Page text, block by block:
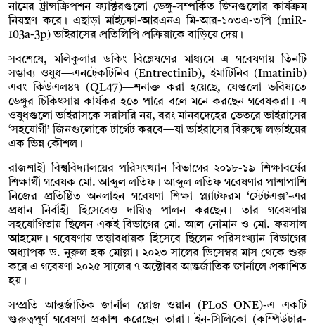
নামের ট্রান্সক্রিপশন ফ্যাক্টরগুলো ডেঙ্গু-সম্পর্কিত জিনগুলোর কার্যক্রম
নিয়ন্ত্রণ করে। এছাড়া মাইক্রো-আরএনএ মি-আর-১০৩এ-৩পি (miR-
103a-3p) ভাইরাসের প্রতিলিপি প্রক্রিয়াকে বাড়িয়ে দেয়।
সবশেষে, মলিকুলার ডকিং বিশ্লেষণের মাধ্যমে এ গবেষণায় তিনটি
সম্ভাব্য ওষুধ—এনট্রেকটিনিব (Entrectinib), ইমাটিনিব (Imatinib)
এবং কিউএল৪৭ (QL47)—শনাক্ত করা হয়েছে, যেগুলো ভবিষ্যতে
ডেঙ্গুর চিকিৎসায় কার্যকর হতে পারে বলে মনে করছেন গবেষকরা। এ
ওষুধগুলো ভাইরাসকে সরাসরি নয়, বরং মানবদেহের ভেতরে ভাইরাসের
‘সহযোগী’ জিনগুলোকে টার্গেট করবে—যা ভাইরাসের বিরুদ্ধে লড়াইয়ের
এক ভিন্ন কৌশল।
রাজশাহী বিশ্ববিদ্যালয়ের পরিসংখ্যান বিভাগের ২০১৮-১৯ শিক্ষাবর্ষের
শিক্ষার্থী গবেষক মো. আব্দুল লতিফ। আব্দুল লতিফ গবেষণার পাশাপাশি
নিজের প্রতিষ্ঠিত অনলাইন গবেষণা শিক্ষা প্ল্যাটফরম ‘স্টেটএক্স’-এর
প্রধান নির্বাহী হিসেবেও দায়িত্ব পালন করছেন। তার গবেষণায়
সহযোগিতায় ছিলেন একই বিভাগের মো. আল নোমান ও মো. ফয়সাল
আহমেদ। গবেষণায় তত্ত্বাবধায়ক হিসেবে ছিলেন পরিসংখ্যান বিভাগের
অধ্যাপক ড. নুরুল হক মোল্লা। ২০২৩ সালের ডিসেম্বর মাস থেকে শুরু
করে এ গবেষণা ২০২৫ সালের ৭ অক্টোবর আন্তর্জাতিক জার্নালে প্রকাশিত
হয়।
সম্প্রতি আন্তর্জাতিক জার্নাল প্লোজ ওয়ান (PLoS ONE)-এ একটি
গুরুত্বপূর্ণ গবেষণা প্রকাশ করেছেন তারা। ইন-সিলিকো (কম্পিউটার-